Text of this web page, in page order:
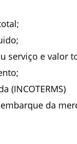
serviço e valor
(INCOTERMS)
da